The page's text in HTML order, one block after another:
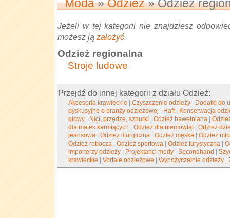
Moda»Odzież» Odzież
Jeżeli w tej kategorii nie znajdziesz
możesz ją założyć.
Odzież regionalna
Stroje ludowe
Przejdź do innej kategorii z działu Odzież:
Akcesoria krawieckie |Czyszczenie odzieży
Dodatki do
dyskusyjne o branży odzieżowej
Haft|
Konserwacja
głowy
Nici, przędze, sznurki |Odzież bawełniana |
dla matek karmiących |Odzież dla niemowląt|Odzież
jeansowa |Odzież liturgiczna |Odzież męska |Odzież
Odzież robocza |Odzież sportowa |Odzież turystyczna |
importerzy odzieży
Projektanci mody |Secondhand |
krawieckie |Vortale odzieżowe |Wypożyczalnie odzieży |